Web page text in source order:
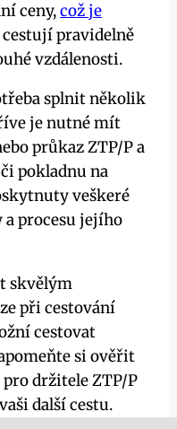
ceny,což je
pravidelně
vzdálenosti.
splnit několik
je nutné mít
průkaz ZTP/P a
pokladnu na
veškeré
procesu jejího
skvělým
při cestování
cestovat
si ověřit
držitele ZTP/P
další cestu.